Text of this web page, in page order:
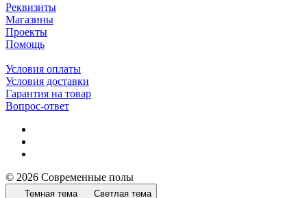
Реквизиты
Магазины
Проекты
Помощь
Условия оплаты
Условия доставки
Гарантия на товар
Вопрос-ответ
© 2026 Современные полы
Темная тема Светлая тема